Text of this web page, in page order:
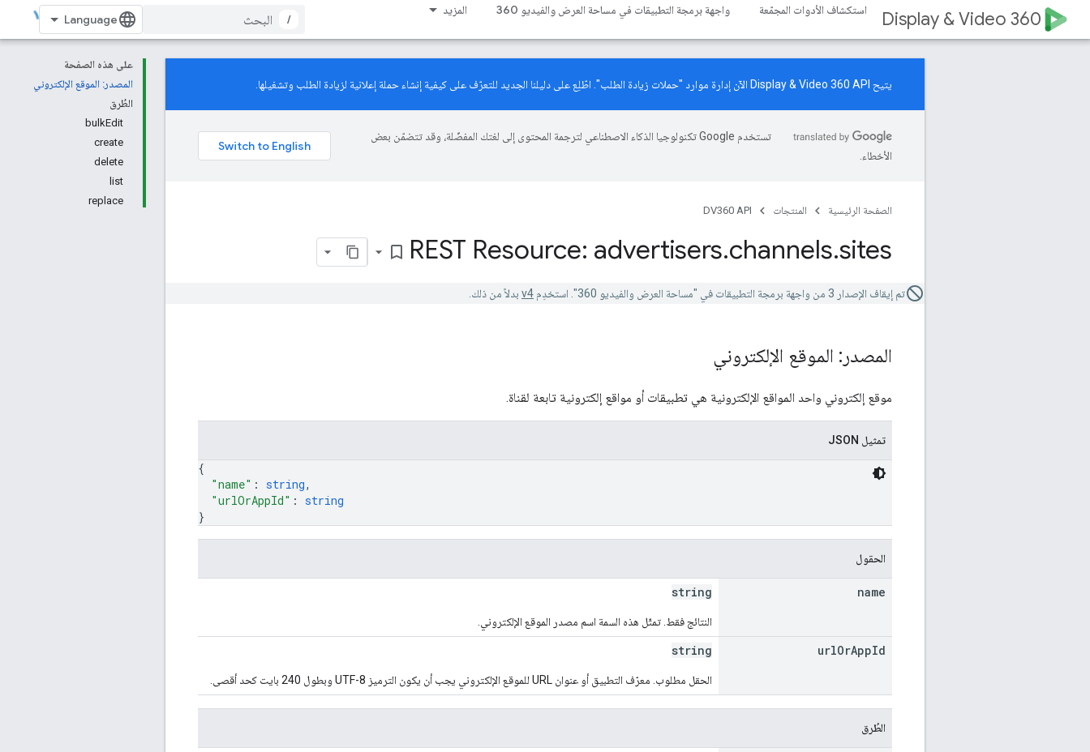
Display & Video 360 استكشاف الأدوات المجمّعة واجهة برمجة التطبيقات في مساحة العرض والفيديو 360 المزيد
/
على هذه الصفحة
المصدر: الموقع الإلكتروني
الطُرق
bulkEdit
create
delete
list
replace
يتيح Display & Video 360 API الآن إدارة موارد "حملات زيادة الطلب". اطّلِع على دليلنا الجديد للتعرّف على كيفية إنشاء حملة إعلانية لزيادة الطلب وتشغيلها.
تستخدم Google تكنولوجيا الذكاء الاصطناعي لترجمة المحتوى إلى لغتك المفضّلة، وقد تتضمّن بعض
الأخطاء.
الصفحة الرئيسية المنتجات DV360 API
REST Resource: advertisers.channels.sites
bookmark_border
تم إيقاف الإصدار 3 من واجهة برمجة التطبيقات في "مساحة العرض والفيديو 360". استخدِم v4 بدلاً من ذلك.
المصدر: الموقع الإلكتروني
موقع إلكتروني واحد المواقع الإلكترونية هي تطبيقات أو مواقع إلكترونية تابعة لقناة.
تمثيل JSON
{
"name" : string,
"urlOrAppId" : string
}
الحقول
name
string
النتائج فقط. تمثّل هذه السمة اسم مصدر الموقع الإلكتروني.
urlOrAppId
string
الحقل مطلوب. معرّف التطبيق أو عنوان URL للموقع الإلكتروني يجب أن يكون الترميز UTF-8 وبطول 240 بايت كحد أقصى.
الطُرق